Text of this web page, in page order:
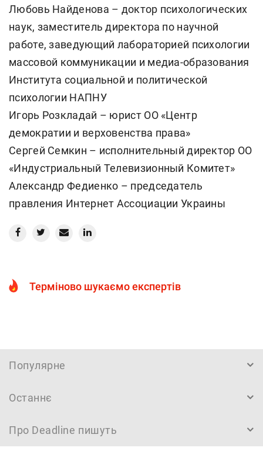
Любовь Найденова – доктор психологических
наук, заместитель директора по научной
работе, заведующий лабораторией психологии
массовой коммуникации и медиа-образования
Института социальной и политической
психологии НАПНУ
Игорь Розкладай – юрист ОО «Центр
демократии и верховенства права»
Сергей Семкин – исполнительный директор ОО
«Индустриальный Телевизионный Комитет»
Александр Федиенко – председатель
правления Интернет Ассоциации Украины
Терміново шукаємо експертів
Популярне
Останнє
Про Deadline пишуть